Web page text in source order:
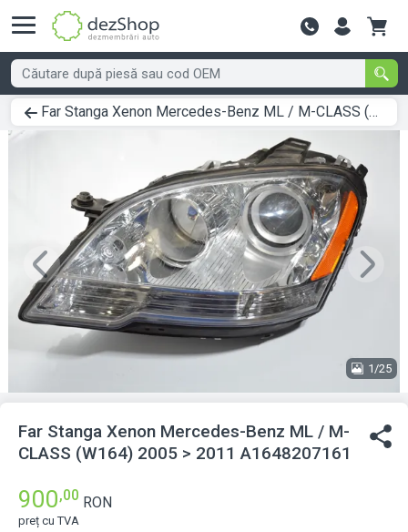
Contactează-
Far Stanga Xenon Mercedes-Benz ML / M-CLASS (W164) 2005 > 2011 A1648207161
Previous Next
1/25
Far Stanga Xenon Mercedes-Benz ML / M-
CLASS (W164) 2005 > 2011 A1648207161
900,00 RON
preț cu TVA